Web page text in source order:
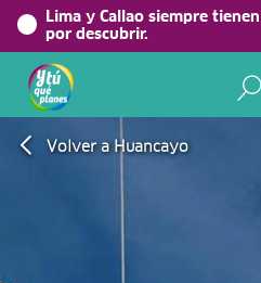
Lima y Callao siempre
por descubrir.
Volver a Huancayo